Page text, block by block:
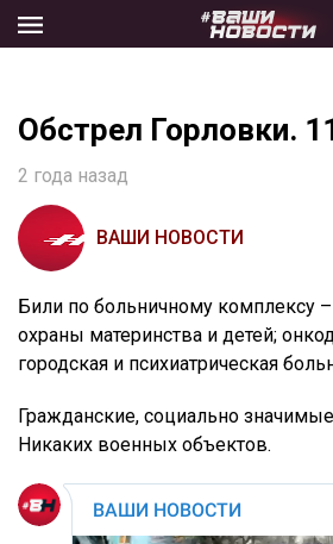
the
Обстрел Горловки.
2 года назад
ВАШИ НОВОСТИ
Били по больничному комплексу
охраны материнства и детей;
городская и психиатрическая
Гражданские, социально
Никаких военных объектов.